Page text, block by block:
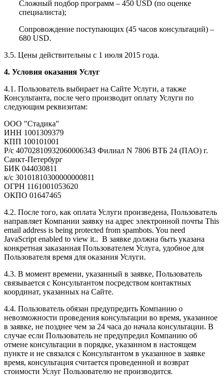
Сложный подбор программ – 450 USD (по оценке
специалиста);
Сопровождение поступающих (45 часов консультаций) –
680 USD.
3.5. Цены действительны с 1 июля 2015 года.
4. Условия оказания Услуг
4.1. Пользователь выбирает на Сайте Услуги, а также
Консультанта, после чего производит оплату Услуги по
следующим реквизитам:
ООО "Стадика"
ИНН 1001309379
КПП 100101001
Р/с 40702810932060006343 Филиал N 7806 ВТБ 24 (ПАО) г.
Санкт-Петербург
БИК 044030811
к/с 30101810300000000811
ОГРН 1161001053620
ОКПО 01647465
4.2. После того, как оплата Услуги произведена, Пользователь
направляет Компании заявку на адрес электронной почты This
email address is being protected from spambots. You need
JavaScript enabled to view it.. В заявке должна быть указана
конкретная заказанная Пользователем Услуга, удобное для
Пользователя время для оказания Услуги.
4.3. В момент времени, указанный в заявке, Пользователь
связывается с Консультантом посредством контактных
координат, указанных на Сайте.
4.4. Пользователь обязан предупредить Компанию о
невозможности проведения консультации во время, указанное
в заявке, не позднее чем за 24 часа до начала консультации. В
случае если Пользователь не предупредил Компанию об
отмене консультации в порядке, указанном в настоящем
пункте и не связался с Консультантом в указанное в заявке
время, консультация считается проведенной и возврат
стоимости Услуг Пользователю не производится.